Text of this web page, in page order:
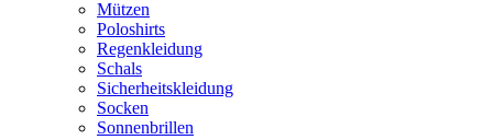
Mützen
Poloshirts
Regenkleidung
Schals
Sicherheitskleidung
Socken
Sonnenbrillen